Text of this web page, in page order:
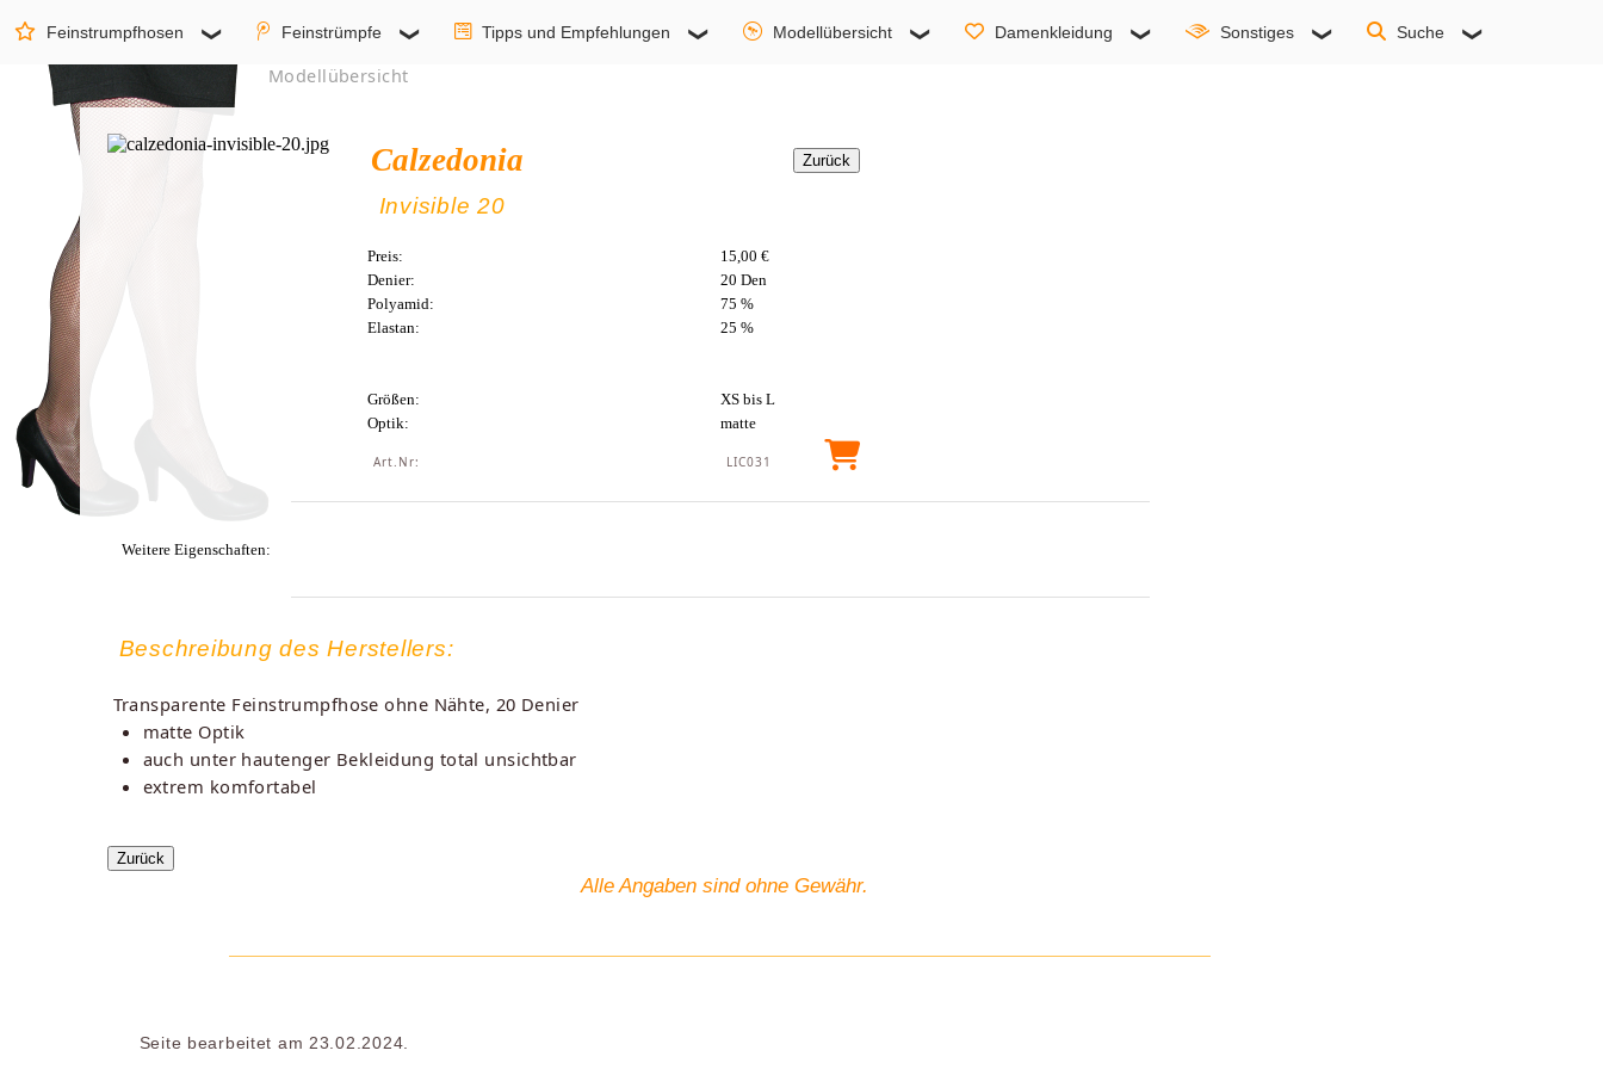
Feinstrumpfhosen Feinstrümpfe Tipps und Empfehlungen Modellübersicht Damenkleidung Sonstiges Suche
Modellübersicht
Calzedonia
Invisible 20
Preis:
15,00 €
Denier:
20 Den
Polyamid:
75 %
Elastan:
25 %
Größen:
XS bis L
Optik:
matte
Art.Nr: LIC031
Weitere Eigenschaften:
Beschreibung des Herstellers:
Transparente Feinstrumpfhose ohne Nähte, 20 Denier
matte Optik
auch unter hautenger Bekleidung total unsichtbar
extrem komfortabel
Alle Angaben sind ohne Gewähr.
Seite bearbeitet am 23.02.2024.